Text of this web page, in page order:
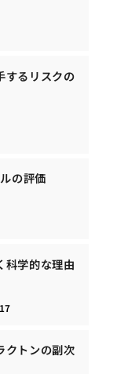
するリスクの
の評価
科学的な理由
クトンの副次